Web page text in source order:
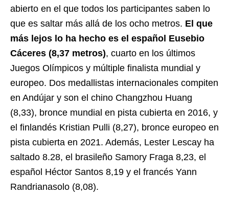
abierto en el que todos los participantes saben lo
que es saltar más allá de los ocho metros. El que
más lejos lo ha hecho es el español Eusebio
Cáceres (8,37 metros), cuarto en los últimos
Juegos Olímpicos y múltiple finalista mundial y
europeo. Dos medallistas internacionales compiten
en Andújar y son el chino Changzhou Huang
(8,33), bronce mundial en pista cubierta en 2016, y
el finlandés Kristian Pulli (8,27), bronce europeo en
pista cubierta en 2021. Además, Lester Lescay ha
saltado 8.28, el brasileño Samory Fraga 8,23, el
español Héctor Santos 8,19 y el francés Yann
Randrianasolo (8,08).